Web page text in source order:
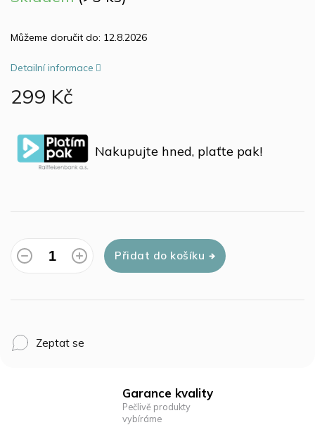
299 Kč
cena:
Nakupujte hned, plaťte pak!
Můžeme doručit do: 12.8.2026
Přidat do košíku
Detailní informace
Zeptat se
Garance kvality
Pečlivě produkty
vybíráme